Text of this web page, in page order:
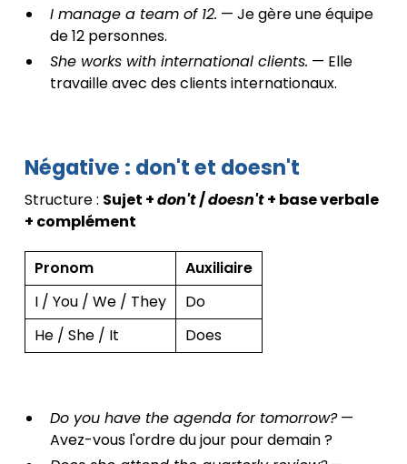
I manage a team of 12. — Je gère une équipe
de 12 personnes.
She works with international clients. — Elle
travaille avec des clients internationaux.
Négative : don't et doesn't
Structure : Sujet +don't/doesn't+ base verbale
+ complément
Pronom
Auxiliaire
I / You / We / They
Do
He / She / It
Does
Do you have the agenda for tomorrow?—
Avez-vous l'ordre du jour pour demain ?